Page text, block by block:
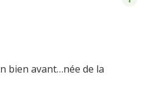
bien avant…née de la